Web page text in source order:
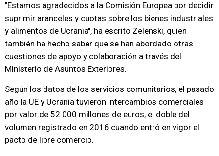
"Estamos agradecidos a la Comisión Europea por decidir
suprimir aranceles y cuotas sobre los bienes industriales
y alimentos de Ucrania", ha escrito Zelenski, quien
también ha hecho saber que se han abordado otras
cuestiones de apoyo y colaboración a través del
Ministerio de Asuntos Exteriores.
Según los datos de los servicios comunitarios, el pasado
año la UE y Ucrania tuvieron intercambios comerciales
por valor de 52.000 millones de euros, el doble del
volumen registrado en 2016 cuando entró en vigor el
pacto de libre comercio.